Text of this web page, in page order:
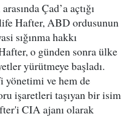
Çad’a açtığı
Hafter, ABD ordusunun
sığınma hakkı
o günden sonra ülke
yürütmeye başladı.
yönetimi ve hem de
işaretleri taşıyan bir isim
CIA ajanı olarak